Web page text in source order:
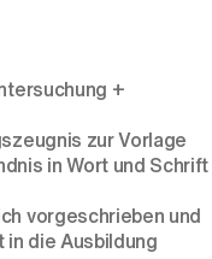
+
zur Vorlage
in Wort und Schrift
vorgeschrieben und
die Ausbildung